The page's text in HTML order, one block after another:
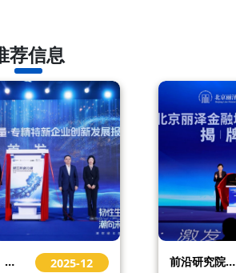
荐信息
研究中心 | 专精特新企业创新发展报告发布！SADI Enterprises 2025-12 前沿研究院担任北京丽泽金融城合作发展理事会顾问团单位